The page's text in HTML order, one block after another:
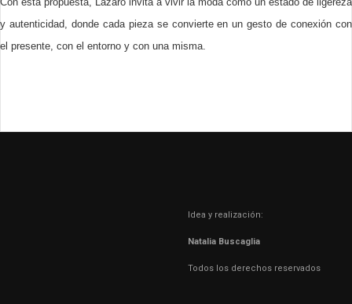
y autenticidad, donde cada pieza se convierte en un gesto de conexión con
el presente, con el entorno y con una misma.
Idea y realización:
Natalia Buscaglia
Todos los derechos reservados